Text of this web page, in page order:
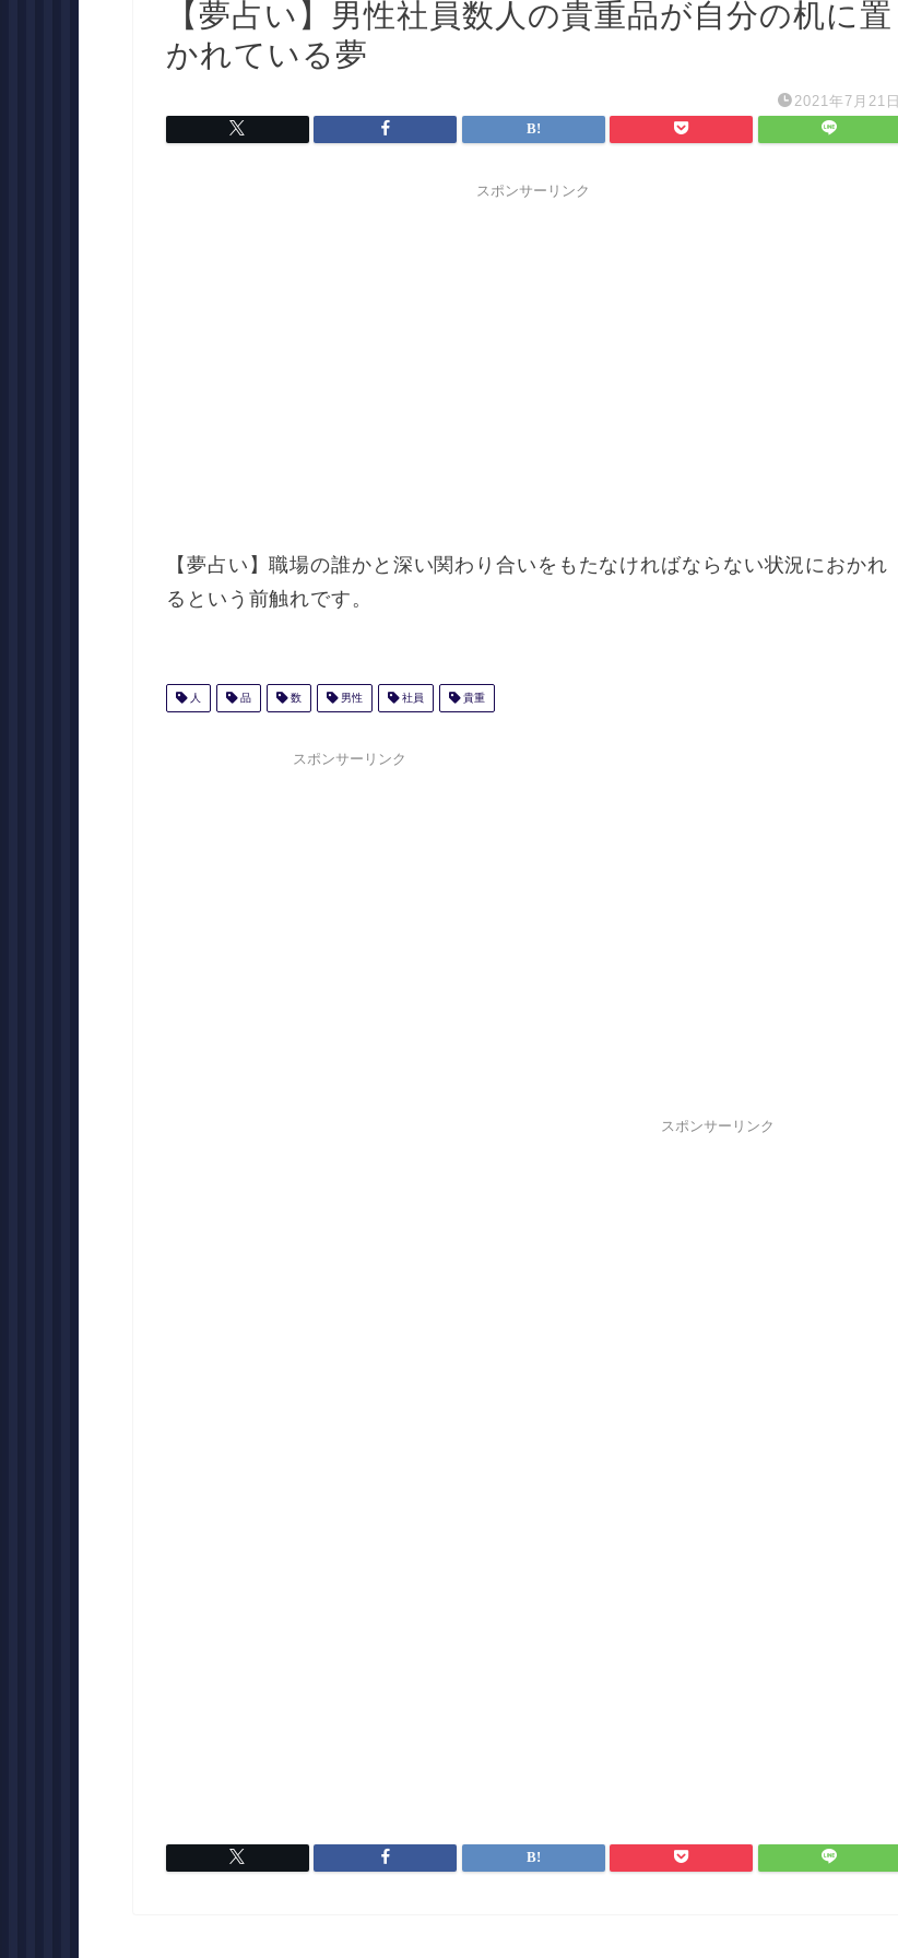
【夢占い】男性社員数人の貴重品が自分の机に置
かれている夢
2021年7月21日
スポンサーリンク
【夢占い】職場の誰かと深い関わり合いをもたなければならない状況におかれ
るという前触れです。
人 品 数 男性 社員 貴重
スポンサーリンク
スポンサーリンク